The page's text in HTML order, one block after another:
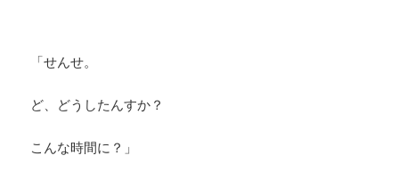
「せんせ。
ど、どうしたんすか？
こんな時間に？」